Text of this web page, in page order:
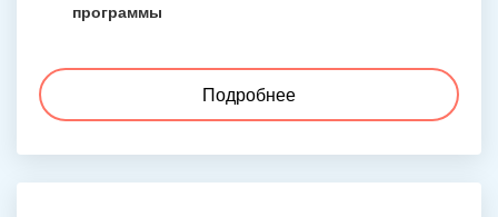
программы
Подробнее